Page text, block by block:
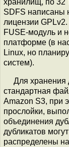
хранилищ, по 32
SDFS написаны
лицензии
FUSE-модуль и
платформе (в
Linux, но
систем).
Для хранения
стандартная
Amazon S3, при
прослойки,
объединения
дубликатов
распределены